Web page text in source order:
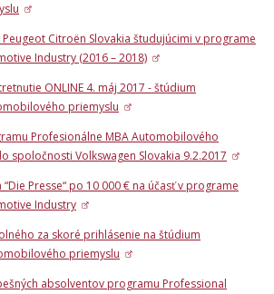
Peugeot Citroën Slovakia študujúcimi v programe
Industry (2016 – 2018)
ONLINE 4. máj 2017 - štúdium
priemyslu
Profesionálne MBA Automobilového
spoločnosti Volkswagen Slovakia 9.2.2017
Presse“ po 10 000 € na účasť v programe
Industry
za skoré prihlásenie na štúdium
priemyslu
absolventov programu Professional